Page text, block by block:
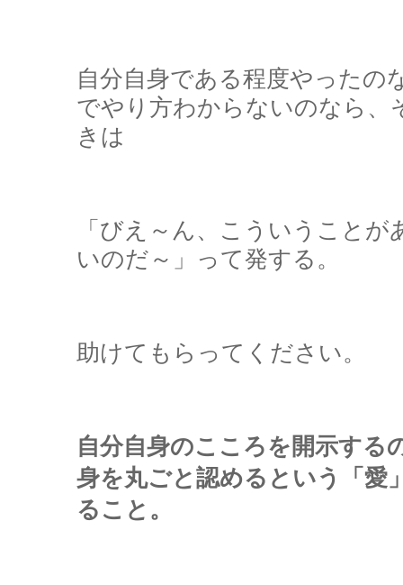
自分自身である程度やったの
でやり方わからないのなら、
きは
「びえ～ん、こういうこと
いのだ～」って発する。
助けてもらってください。
自分自身のこころを開示する
身を丸ごと認めるという「愛
ること。